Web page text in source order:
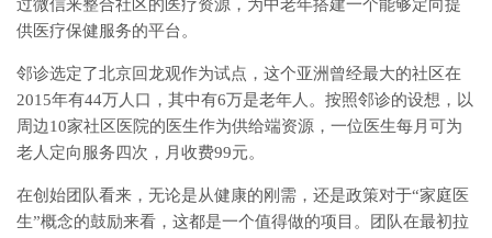
过微信来整合社区的医疗资源，为中老年搭建一个能够定向提
供医疗保健服务的平台。
邻诊选定了北京回龙观作为试点，这个亚洲曾经最大的社区在
2015年有44万人口，其中有6万是老年人。按照邻诊的设想，以
周边10家社区医院的医生作为供给端资源，一位医生每月可为
老人定向服务四次，月收费99元。
在创始团队看来，无论是从健康的刚需，还是政策对于“家庭医
生”概念的鼓励来看，这都是一个值得做的项目。团队在最初拉